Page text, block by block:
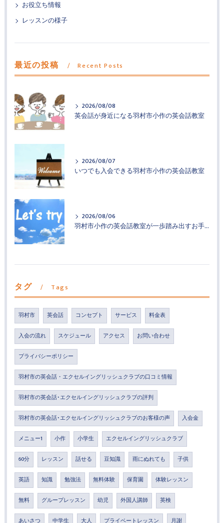
お役立ち情報
レッスンの様子
最近の投稿 Recent Posts
2026/08/08
英会話が身近になる羽村市小作の英会話教室
2026/08/07
いつでも入会できる羽村市小作の英会話教室
2026/08/06
羽村市小作の英会話教室が一歩踏み出すお手伝い
タグ Tags
羽村市 英会話 コンセプト サービス 料金表
入会の流れ スケジュール アクセス お問い合わせ
プライバシーポリシー
羽村市の英会話・エクセルイングリッシュクラブの口コミ情報
羽村市の英会話･エクセルイングリッシュクラブの評判
羽村市の英会話･エクセルイングリッシュクラブのお客様の声 入会金
メニュー1 小作 小学生 エクセルイングリッシュクラブ
60分 レッスン 話せる 豆知識 雨にぬれても 子供
英語 知識 勉強法 無料体験 保育園 体験レッスン
無料 グループレッスン 幼児 外国人講師 英検
あいさつ 中学生 大人 プライベートレッスン 月謝